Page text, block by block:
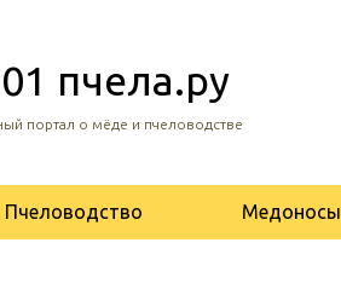
пчела.ру
портал о мёде и пчеловодстве
Пчеловодство Медоносы